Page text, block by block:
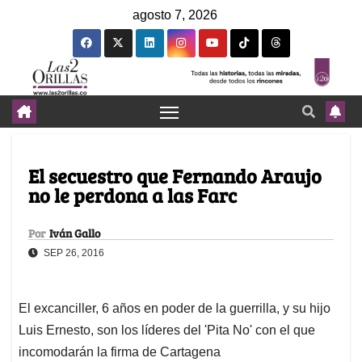
agosto 7, 2026
El secuestro que Fernando Araujo
no le perdona a las Farc
Por Iván Gallo
SEP 26, 2016
El excanciller, 6 años en poder de la guerrilla, y su hijo
Luis Ernesto, son los líderes del 'Pita No' con el que
incomodarán la firma de Cartagena